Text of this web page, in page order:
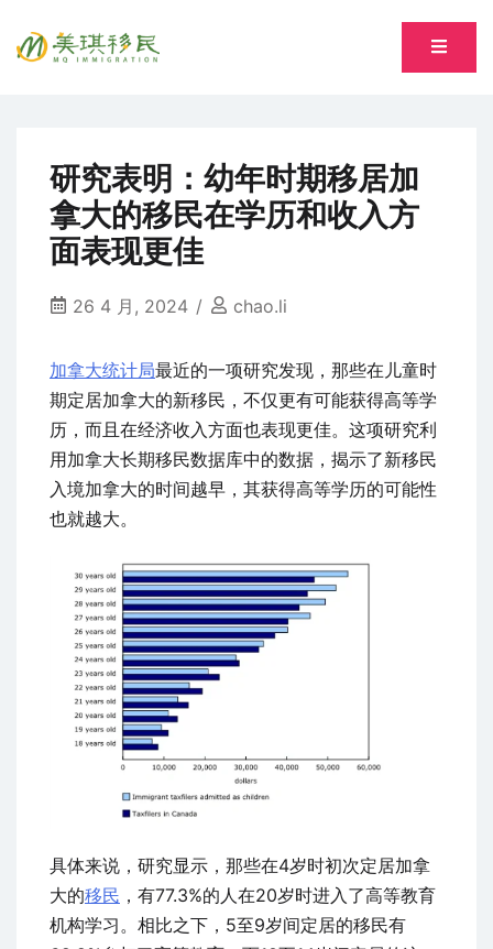
专注萨省持牌移民专业顾问 Song, Tiantian R520277
研究表明：幼年时期移居加
拿大的移民在学历和收入方
面表现更佳
26 4 月, 2024 chao.li
加拿大统计局最近的一项研究发现，那些在儿童时
期定居加拿大的新移民，不仅更有可能获得高等学
历，而且在经济收入方面也表现更佳。这项研究利
用加拿大长期移民数据库中的数据，揭示了新移民
入境加拿大的时间越早，其获得高等学历的可能性
也就越大。
具体来说，研究显示，那些在4岁时初次定居加拿
大的移民 ，有77.3%的人在20岁时进入了高等教育
机构学习。相比之下，5至9岁间定居的移民有